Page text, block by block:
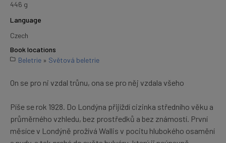
446 g
Language
Czech
Book locations
Beletrie » Světová beletrie
On se pro ni vzdal trůnu, ona se pro něj vzdala všeho
Píše se rok 1928. Do Londýna přijíždí cizinka středního věku a
průměrného vzhledu, bez prostředků a bez známostí. První
měsíce v Londýně prožívá Wallis v pocitu hlubokého osamění